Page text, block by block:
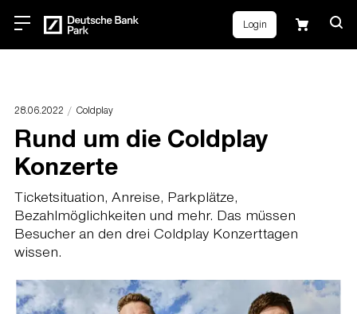
Login
28.06.2022 Coldplay
Rund um die Coldplay
Konzerte
Ticketsituation, Anreise, Parkplätze,
Bezahlmöglichkeiten und mehr. Das müssen
Besucher an den drei Coldplay Konzerttagen
wissen.